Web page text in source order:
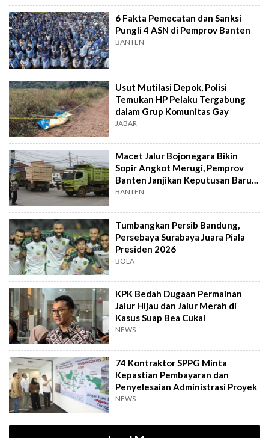
6 Fakta Pemecatan dan Sanksi
Pungli 4 ASN di Pemprov Banten
BANTEN
Usut Mutilasi Depok, Polisi
Temukan HP Pelaku Tergabung
dalam Grup Komunitas Gay
JABAR
Macet Jalur Bojonegara Bikin
Sopir Angkot Merugi, Pemprov
Banten Janjikan Keputusan Baru 4
Hari Lagi
BANTEN
Tumbangkan Persib Bandung,
Persebaya Surabaya Juara Piala
Presiden 2026
BOLA
KPK Bedah Dugaan Permainan
Jalur Hijau dan Jalur Merah di
Kasus Suap Bea Cukai
NEWS
74 Kontraktor SPPG Minta
Kepastian Pembayaran dan
Penyelesaian Administrasi Proyek
NEWS